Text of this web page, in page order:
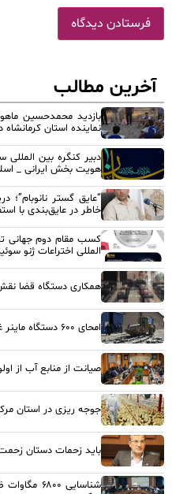
آخرین مطالب
بازدید محمدحسین
نماینده استان
دبیر کنگره بین
هویت بخش ایرانی _
“عایق گستر
خاطر در عایق‌بندی با
کسب مقام دوم جهانی
المللی اختراعات ژنو
همکاری دستگاه قضا
امحای ۶۰۰ دستگاه ماینر غیرمجاز در استان مرکزی
صیانت از منابع آب از
جوجه ریزی در استان مرکزی به بیش
باید زحمات دستان
شناسایی